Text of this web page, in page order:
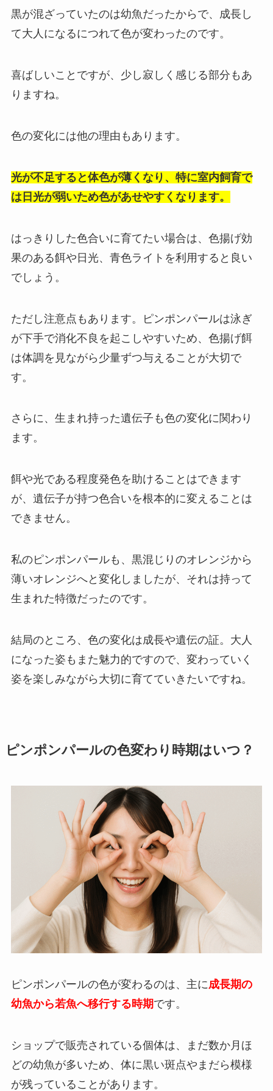
黒が混ざっていたのは幼魚だったからで、成長し
て大人になるにつれて色が変わったのです。
喜ばしいことですが、少し寂しく感じる部分もあ
りますね。
色の変化には他の理由もあります。
光が不足すると体色が薄くなり、特に室内飼育で
は日光が弱いため色があせやすくなります。
はっきりした色合いに育てたい場合は、色揚げ効
果のある餌や日光、青色ライトを利用すると良い
でしょう。
ただし注意点もあります。ピンポンパールは泳ぎ
が下手で消化不良を起こしやすいため、色揚げ餌
は体調を見ながら少量ずつ与えることが大切で
す。
さらに、生まれ持った遺伝子も色の変化に関わり
ます。
餌や光である程度発色を助けることはできます
が、遺伝子が持つ色合いを根本的に変えることは
できません。
私のピンポンパールも、黒混じりのオレンジから
薄いオレンジへと変化しましたが、それは持って
生まれた特徴だったのです。
結局のところ、色の変化は成長や遺伝の証。大人
になった姿もまた魅力的ですので、変わっていく
姿を楽しみながら大切に育てていきたいですね。
ピンポンパールの色変わり時期はいつ？
ピンポンパールの色が変わるのは、主に成長期の
幼魚から若魚へ移行する時期です。
ショップで販売されている個体は、まだ数か月ほ
どの幼魚が多いため、体に黒い斑点やまだら模様
が残っていることがあります。